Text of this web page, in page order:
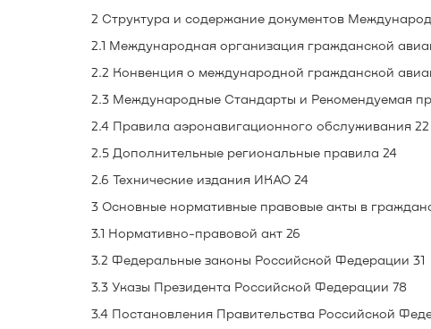
2 Структура и содержание документов
2.1 Международная организация гражданской
2.2 Конвенция о международной гражданской
2.3 Международные Стандарты и Рекомендуемая
2.4 Правила аэронавигационного обслуживания 22
2.5 Дополнительные региональные правила 24
2.6 Технические издания ИКАО 24
3 Основные нормативные правовые акты в
3.1 Нормативно-правовой акт 26
3.2 Федеральные законы Российской Федерации 31
3.3 Указы Президента Российской Федерации 78
3.4 Постановления Правительства Российской